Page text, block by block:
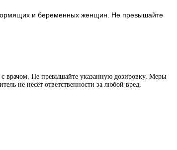
и беременных женщин. Не превышайте
врачом. Не превышайте указанную дозировку. Меры
не несёт ответственности за любой вред,